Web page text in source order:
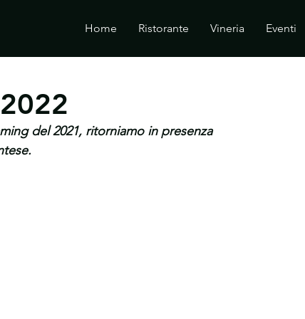
Home Ristorante Vineria Eventi
del 2021, ritorniamo in presenza